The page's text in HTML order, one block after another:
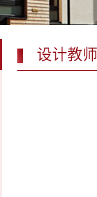
设计教师